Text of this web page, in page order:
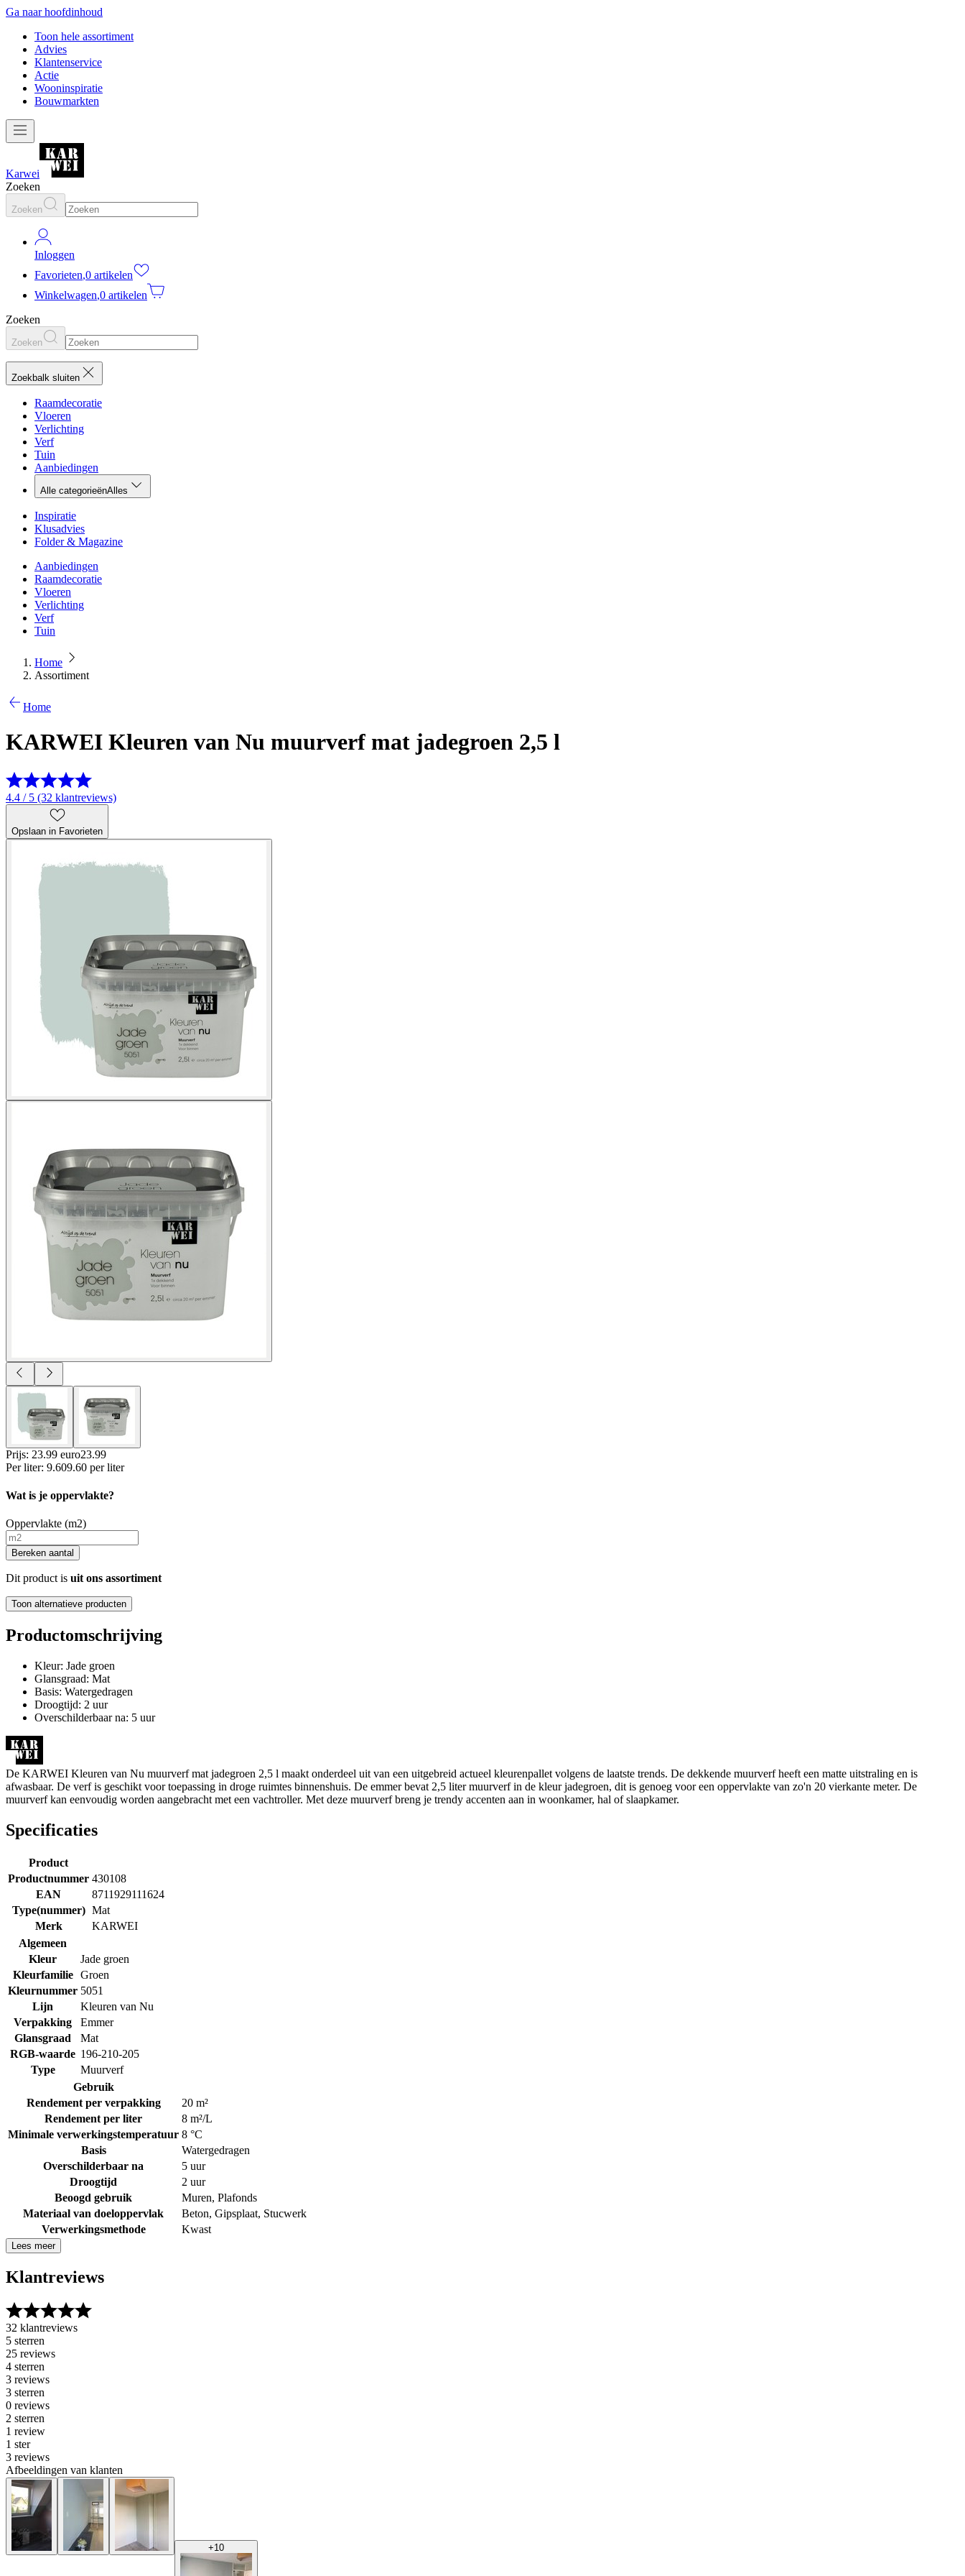
Ga naar hoofdinhoud
Toon hele assortiment
Advies
Klantenservice
Actie
Wooninspiratie
Bouwmarkten
Karwei
Zoeken
Zoeken
Inloggen
Favorieten,0 artikelen
Winkelwagen,0 artikelen
Zoeken
Zoeken
Zoekbalk sluiten
Raamdecoratie
Vloeren
Verlichting
Verf
Tuin
Aanbiedingen
Alle categorieënAlles
Inspiratie
Klusadvies
Folder & Magazine
Aanbiedingen
Raamdecoratie
Vloeren
Verlichting
Verf
Tuin
Home
Assortiment
Home
KARWEI Kleuren van Nu muurverf mat jadegroen 2,5 l
4.4 / 5 (32 klantreviews)
Opslaan in Favorieten
Prijs: 23.99 euro23.99
Per liter: 9.609.60 per liter
Wat is je oppervlakte?
Oppervlakte (m2)
Bereken aantal
Dit product is uit ons assortiment
Toon alternatieve producten
Productomschrijving
Kleur: Jade groen
Glansgraad: Mat
Basis: Watergedragen
Droogtijd: 2 uur
Overschilderbaar na: 5 uur
De KARWEI Kleuren van Nu muurverf mat jadegroen 2,5 l maakt onderdeel uit van een uitgebreid actueel kleurenpallet volgens de laatste trends. De dekkende muurverf heeft een matte uitstraling en is
afwasbaar. De verf is geschikt voor toepassing in droge ruimtes binnenshuis. De emmer bevat 2,5 liter muurverf in de kleur jadegroen, dit is genoeg voor een oppervlakte van zo'n 20 vierkante meter. De
muurverf kan eenvoudig worden aangebracht met een vachtroller. Met deze muurverf breng je trendy accenten aan in woonkamer, hal of slaapkamer.
Specificaties
Product
Productnummer 430108
EAN
8711929111624
Type(nummer) Mat
Merk
KARWEI
Algemeen
Kleur
Jade groen
Kleurfamilie
Groen
Kleurnummer 5051
Lijn
Kleuren van Nu
Verpakking
Emmer
Glansgraad
Mat
RGB-waarde 196-210-205
Type
Muurverf
Gebruik
Rendement per verpakking
20 m²
Rendement per liter
8 m²/L
Minimale verwerkingstemperatuur 8 °C
Basis
Watergedragen
Overschilderbaar na
5 uur
Droogtijd
2 uur
Beoogd gebruik
Muren, Plafonds
Materiaal van doeloppervlak
Beton, Gipsplaat, Stucwerk
Verwerkingsmethode
Kwast
Lees meer
Klantreviews
32 klantreviews
5 sterren
25 reviews
4 sterren
3 reviews
3 sterren
0 reviews
2 sterren
1 review
1 ster
3 reviews
Afbeeldingen van klanten
+10